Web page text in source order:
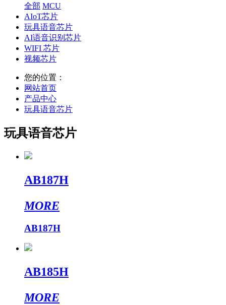
全部 MCU
AIoT芯片
玩具语音芯片
AI语音识别芯片
WIFI 芯片
视频芯片
您的位置：
网站首页
产品中心
玩具语音芯片
玩具语音芯片
AB187H
MORE
AB187H
AB185H
MORE